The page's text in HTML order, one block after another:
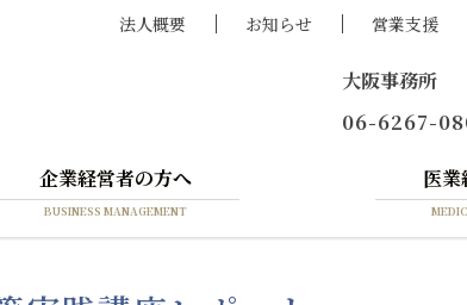
法人概要 お知らせ 営業支援
大阪事務所
06-6267-
企業経営者の方へ
BUSINESS MANAGEMENT
医